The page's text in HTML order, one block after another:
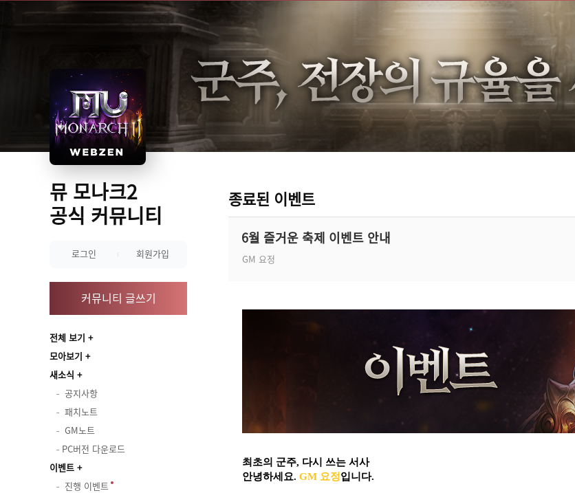
뮤 모나크2
공식 커뮤니티
로그인 회원가입
커뮤니티 글쓰기
전체 보기
모아보기
새소식
공지사항
패치노트
GM노트
PC버전 다운로드
이벤트
진행 이벤트
종료된 이벤트
6월 즐거운 축제 이벤트 안내
GM 요정
최초의 군주, 다시 쓰는 서사
안녕하세요. GM 요정입니다.